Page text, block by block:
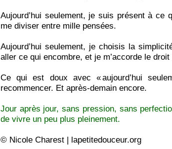
Aujourd’hui seulement, je suis présent à
me diviser entre mille pensées.
Aujourd’hui seulement, je choisis la
aller ce qui encombre, et je m’accorde le
Ce qui est doux avec « aujourd’hui
recommencer. Et après‑demain encore.
Jour après jour, sans pression, sans
de vivre un peu plus pleinement.
© Nicole Charest | lapetitedouceur.org